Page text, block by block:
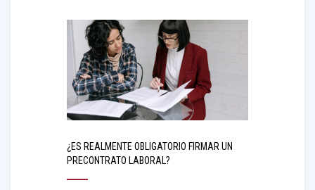
¿ES REALMENTE OBLIGATORIO FIRMAR UN
PRECONTRATO LABORAL?